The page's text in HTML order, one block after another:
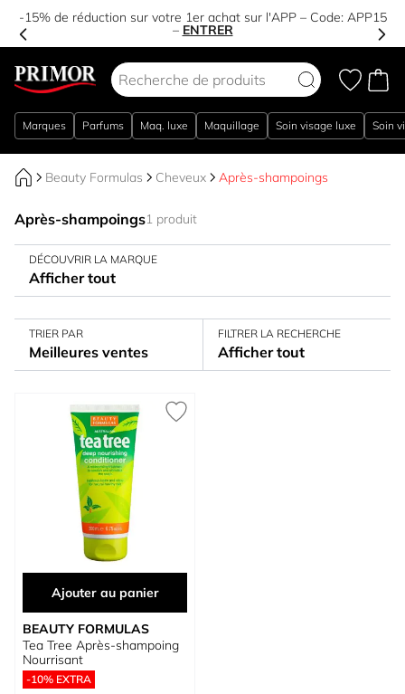
-15% de réduction sur votre 1er achat sur l'APP – Code: APP15
– ENTRER
Marques Parfums Maq. luxe Maquillage Soin visage luxe Soin
Beauty Formulas Cheveux Après-shampoings
Après-shampoings1 produit
DÉCOUVRIR LA MARQUE
Afficher tout
TRIER PAR
Meilleures ventes
FILTRER LA RECHERCHE
Afficher tout
Ajouter au panier
BEAUTY FORMULAS
Tea Tree Après-shampoing
Nourrisant
-10% EXTRA